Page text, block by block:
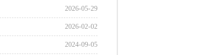
2026-05-29
2026-02-02
2024-09-05